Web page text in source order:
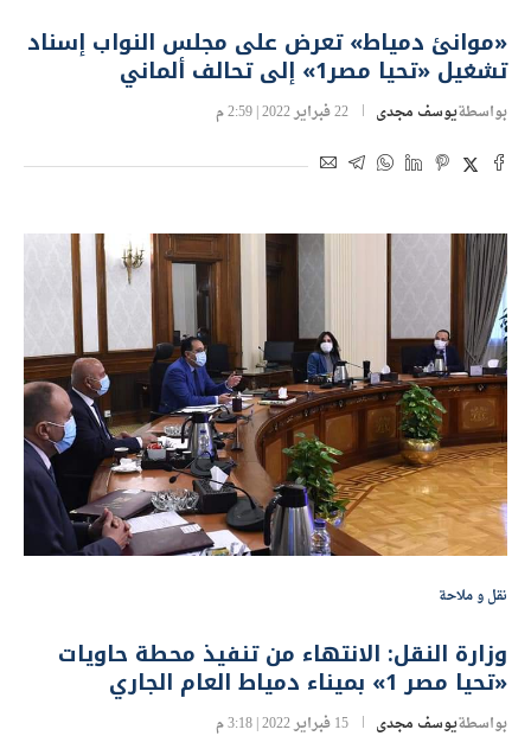
«موانئ دمياط» تعرض على مجلس النواب إسناد
تشغيل «تحيا مصر1» إلى تحالف ألماني
بواسطةيوسف مجدى 22 فبراير 2022 | 2:59 م
نقل و ملاحة
وزارة النقل: الانتهاء من تنفيذ محطة حاويات
«تحيا مصر 1» بميناء دمياط العام الجاري
بواسطةيوسف مجدى 15 فبراير 2022 | 3:18 م